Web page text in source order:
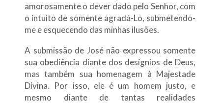
amorosamente o dever dado pelo Senhor, com
o intuito de somente agradá-Lo, submetendo-
me e esquecendo das minhas ilusões.
A submissão de José não expressou somente
sua obediência diante dos desígnios de Deus,
mas também sua homenagem à Majestade
Divina. Por isso, ele é um homem justo, e
mesmo diante de tantas realidades